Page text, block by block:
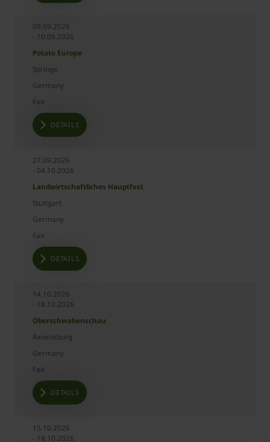
09.09.2026
- 10.09.2026
Potato Europe
Springe
Germany
Fair
DETAILS
27.09.2026
- 04.10.2026
Landwirtschaftliches Hauptfest
Stuttgart
Germany
Fair
DETAILS
14.10.2026
- 18.10.2026
Oberschwabenschau
Ravensburg
Germany
Fair
DETAILS
15.10.2026
- 18.10.2026